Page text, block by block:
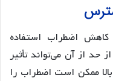
اضطراب استفاده
حد از آن می‌تواند تأثیر
ممکن است اضطراب را